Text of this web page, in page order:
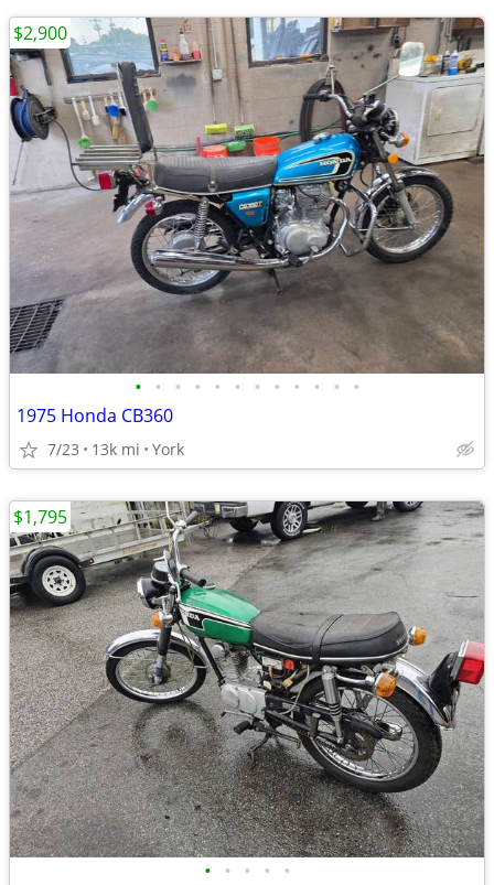
• • • • • • • • • • • •
1975 Honda CB360
7/23 13k mi York
$2,900
• • • • •
$1,795